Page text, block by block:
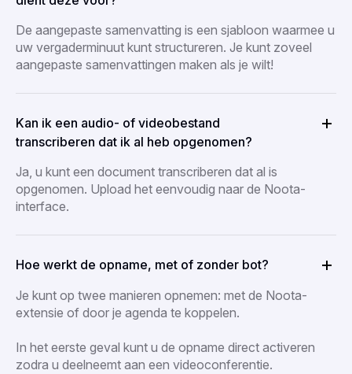
De aangepaste samenvatting is een sjabloon waarmee u
uw vergaderminuut kunt structureren. Je kunt zoveel
aangepaste samenvattingen maken als je wilt!
Kan ik een audio- of videobestand
transcriberen dat ik al heb opgenomen?
Ja, u kunt een document transcriberen dat al is
opgenomen. Upload het eenvoudig naar de Noota-
interface.
Hoe werkt de opname, met of zonder bot?
Je kunt op twee manieren opnemen: met de Noota-
extensie of door je agenda te koppelen.
In het eerste geval kunt u de opname direct activeren
zodra u deelneemt aan een videoconferentie.